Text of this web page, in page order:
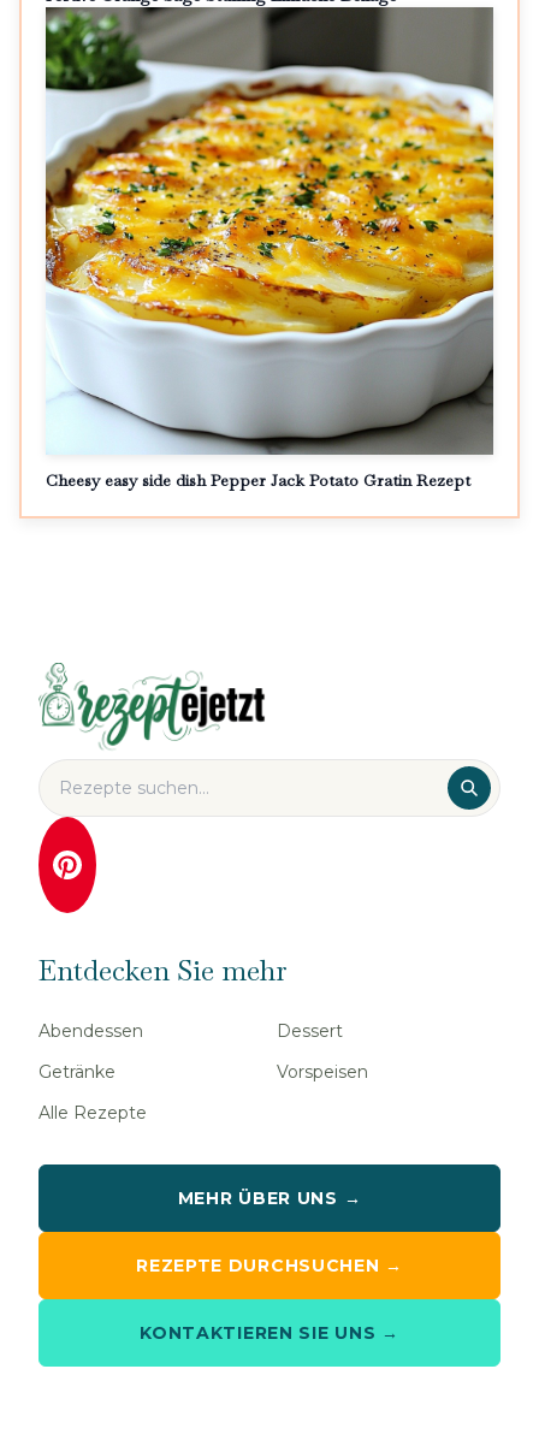
Cheesy easy side dish Pepper Jack Potato Gratin Rezept
Entdecken Sie mehr
Abendessen
Dessert
Getränke
Vorspeisen
Alle Rezepte
MEHR ÜBER UNS →
REZEPTE DURCHSUCHEN →
KONTAKTIEREN SIE UNS →